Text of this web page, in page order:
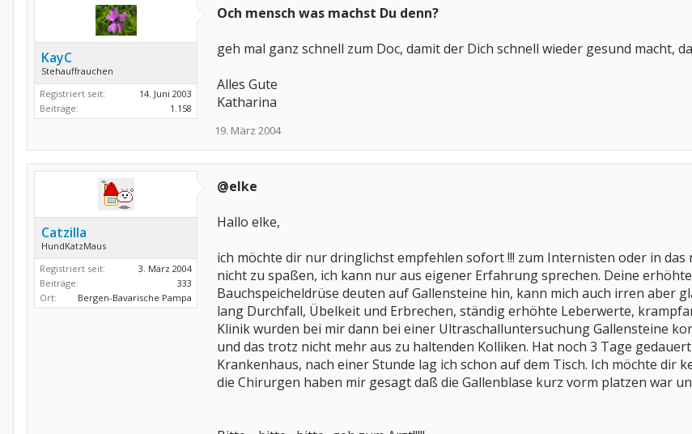
KayC
Stehauffrauchen
Registriert seit:
14. Juni 2003
Beiträge:
1.158
Och mensch was machst Du denn?
geh mal ganz schnell zum Doc, damit der Dich schnell wieder gesund macht,
Alles Gute
Katharina
19. März 2004
Catzilla
HundKatzMaus
Registriert seit:
3. März 2004
Beiträge:
333
Ort:
Bergen-Bavarische Pampa
@elke
Hallo elke,
ich möchte dir nur dringlichst empfehlen sofort !!! zum Internisten oder in
nicht zu spaßen, ich kann nur aus eigener Erfahrung sprechen. Deine
Bauchspeicheldrüse deuten auf Gallensteine hin, kann mich auch irren aber
lang Durchfall, Übelkeit und Erbrechen, ständig erhöhte Leberwerte,
Klinik wurden bei mir dann bei einer Ultraschalluntersuchung Gallensteine
und das trotz nicht mehr aus zu haltenden Kolliken. Hat noch 3 Tage
Krankenhaus, nach einer Stunde lag ich schon auf dem Tisch. Ich möchte dir
die Chirurgen haben mir gesagt daß die Gallenblase kurz vorm platzen war